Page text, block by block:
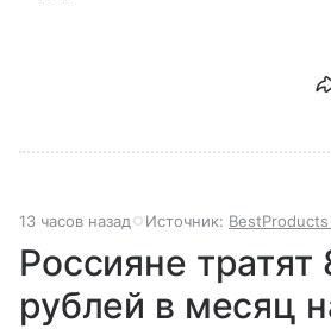
13 часов назад Источник: BestProducts
Россияне тратят
рублей в месяц